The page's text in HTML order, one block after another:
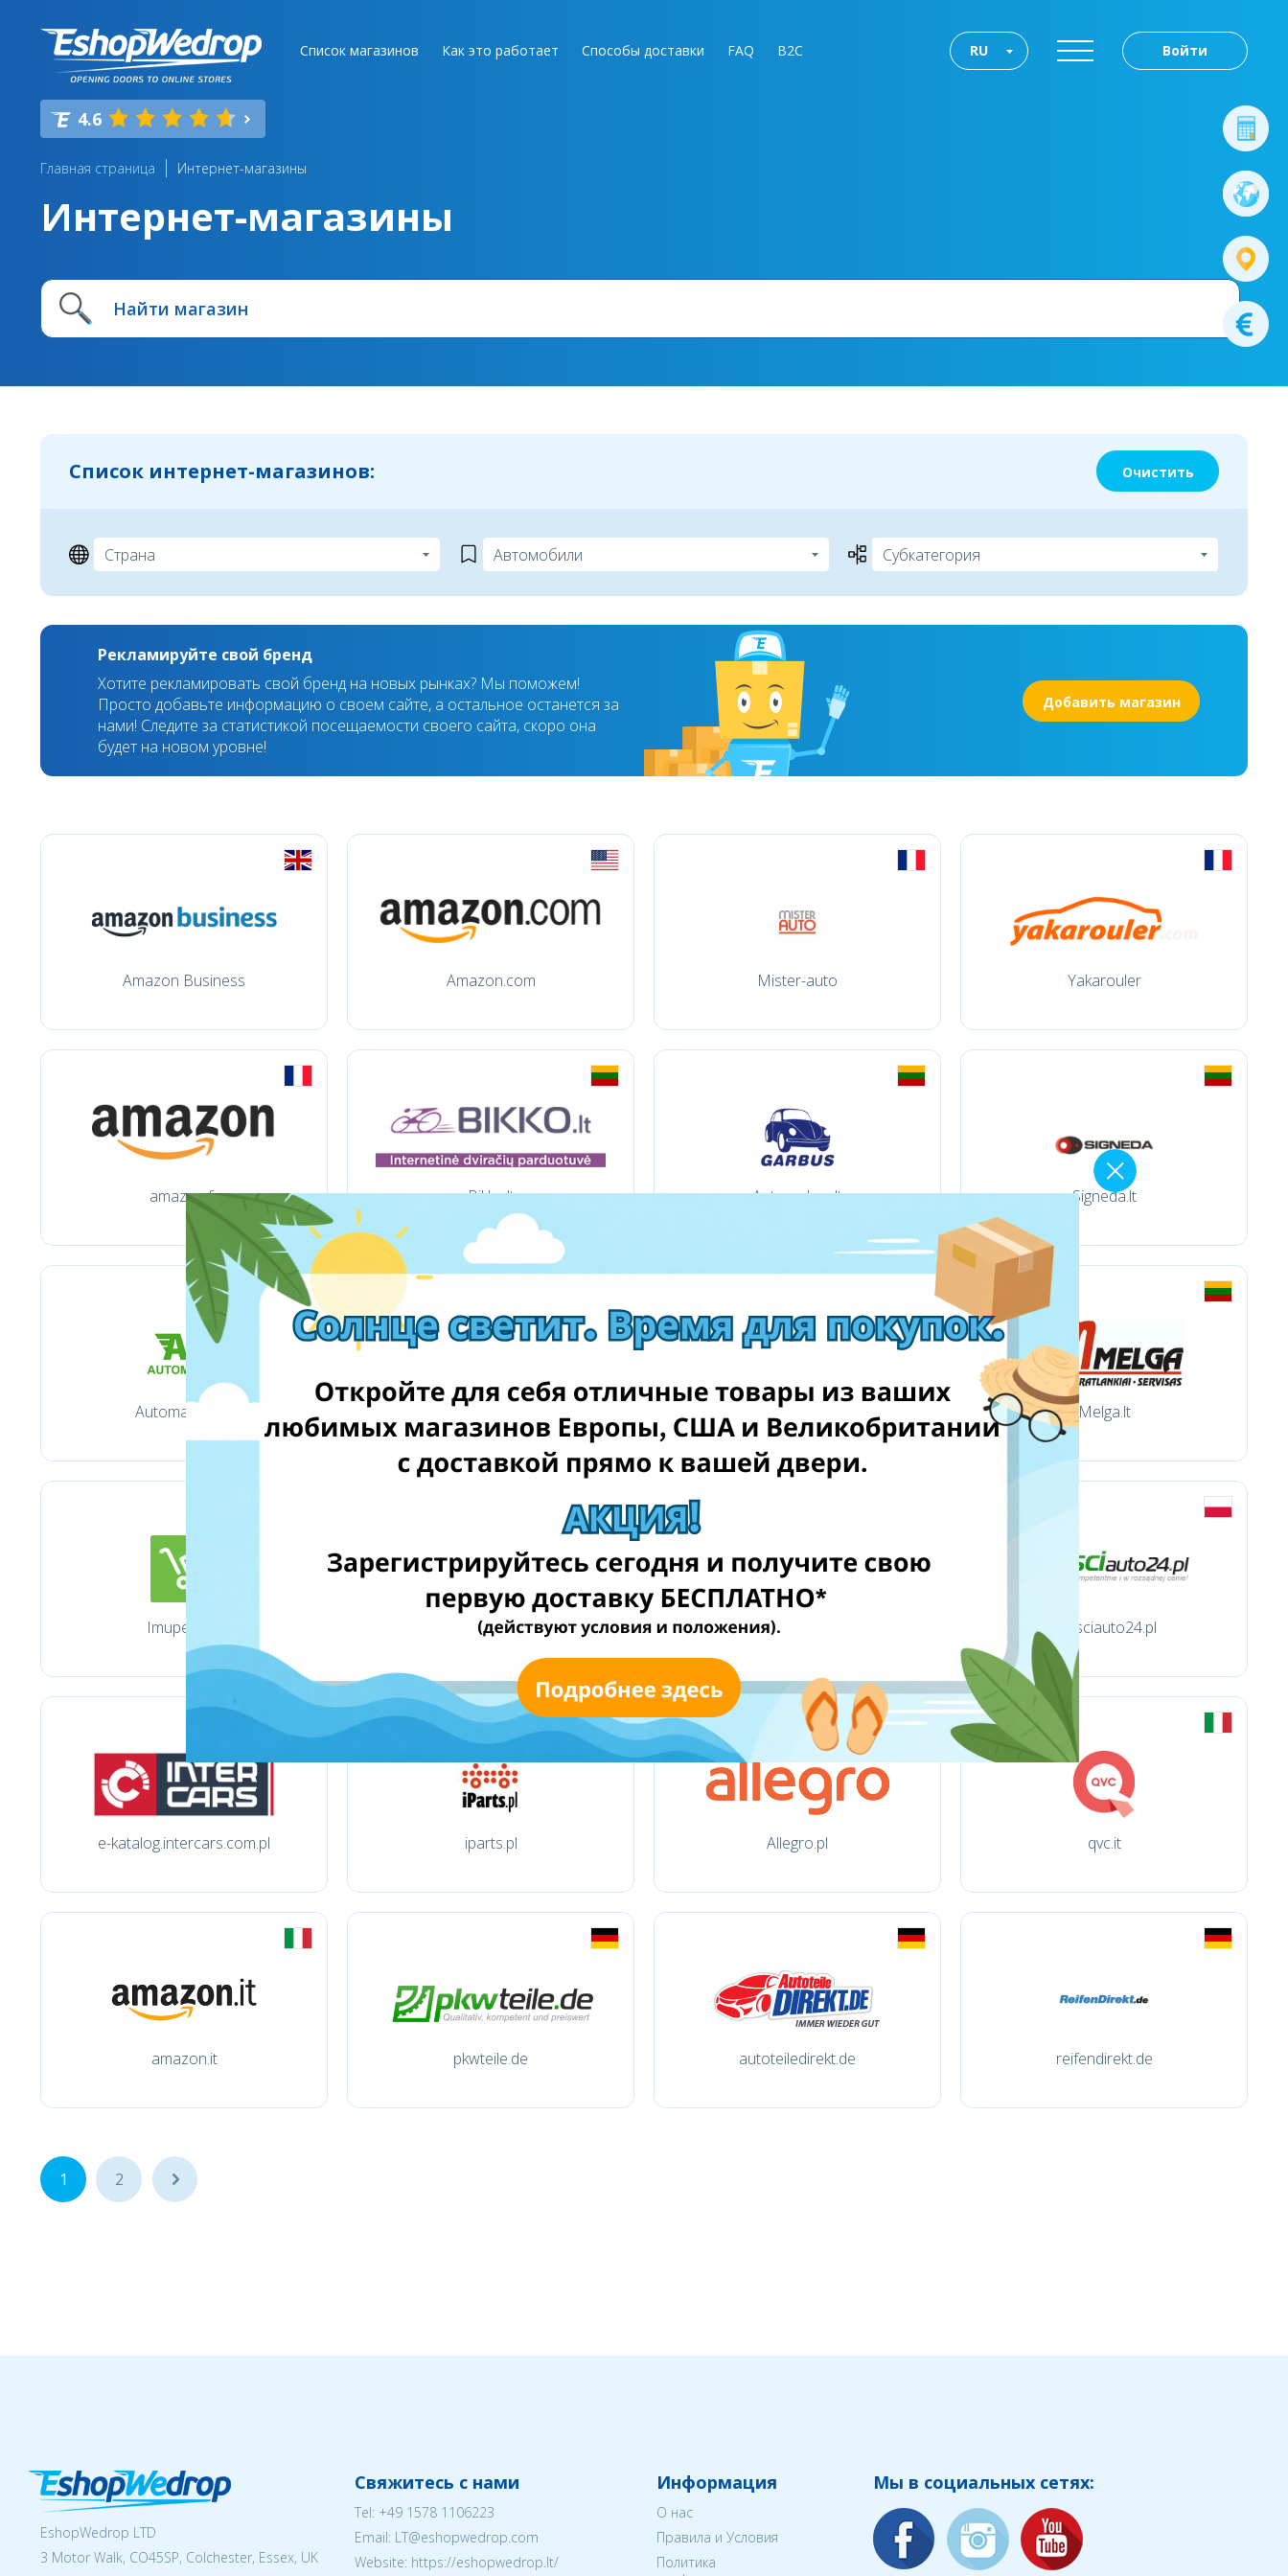
Список магазинов Как это работает Способы доставки FAQ B2C Войти
RU
4.6
Главная страница Интернет-магазины
Интернет-магазины
Список интернет-магазинов: Очистить
Рекламируйте свой бренд
Хотите рекламировать свой бренд на новых рынках? Мы поможем!
Просто добавьте информацию о своем сайте, а остальное останется за
нами! Следите за статистикой посещаемости своего сайта, скоро она
будет на новом уровне!
Добавить магазин
Amazon Business Amazon.com Mister-auto Yakarouler
amazon.fr Bikko.lt Autogarbus.lt Signeda.lt
Automaterija.lt Autodidmena.lt Eoltas.lt Melga.lt
Imuperku.lt 1a.lt autoczescionline24.pl czesciauto24.pl
e-katalog.intercars.com.pl iparts.pl Allegro.pl qvc.it
amazon.it pkwteile.de autoteiledirekt.de reifendirekt.de
1 2 ...
EshopWedrop LTD
3 Motor Walk, CO45SP, Colchester, Essex, UK
Свяжитесь с нами
Tel: +49 1578 1106223
Email: LT@eshopwedrop.com
Website: https://eshopwedrop.lt/
Информация
О нас
Правила и Условия
Политика
Мы в социальных сетях: